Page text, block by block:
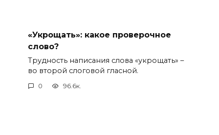
«Укрощать»: какое проверочное
слово?
Трудность написания слова «укрощать» –
во второй слоговой гласной.
0 96.6к.